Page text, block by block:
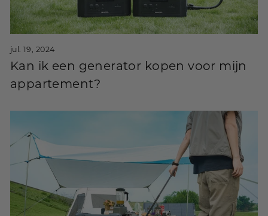
jul. 19, 2024
Kan ik een generator kopen voor mijn
appartement?